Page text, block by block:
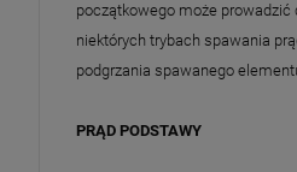
początkowego może prowadzić
niektórych trybach spawania
podgrzania spawanego
PRĄD PODSTAWY